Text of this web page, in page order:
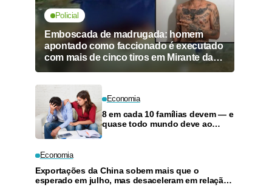
Policial
Emboscada de madrugada: homem
apontado como faccionado é executado
com mais de cinco tiros em Mirante da
Economia
8 em cada 10 famílias devem — e
quase todo mundo deve ao
Economia
Exportações da China sobem mais que o
esperado em julho, mas desaceleram em relação